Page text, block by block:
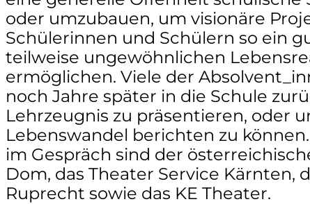
oder umzubauen, um visionäre
Schülerinnen und Schülern so ein
teilweise ungewöhnlichen
ermöglichen. Viele der
noch Jahre später in die Schule
Lehrzeugnis zu präsentieren, oder
Lebenswandel berichten zu
im Gespräch sind der
Dom, das Theater Service Kärnten,
Ruprecht sowie das KE Theater.